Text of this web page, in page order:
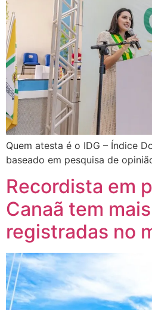
Quem atesta é o IDG – Índice
baseado em pesquisa de
Recordista em
Canaã tem
registradas no